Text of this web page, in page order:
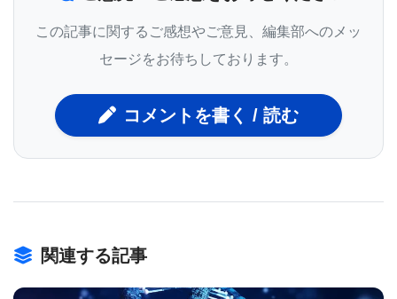
子中の陽子を利用して画像をつくり出すのが普通だ
が､ナトリウム原子も画像化できる｡これまでの研究
ていることが示されている｡
募った｡その平均年齢は34歳だった｡被験者の女性
は､偏頭痛発作の時間的長さ､強さ､頻度､発作に伴う
この記事に関するご感想やご意見、編集部へのメッ
セージをお待ちしております。
コメントを書く / 読む
関連する記事